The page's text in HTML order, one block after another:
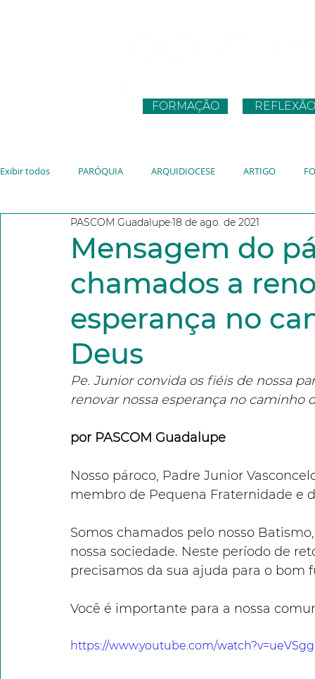
FORMAÇÃO REFLEXÃO
Exibir todos PARÓQUIA ARQUIDIOCESE ARTIGO
JUVENTUDE VATICANO JMJ
Mensagem do
chamados a
esperança no
Deus
PASCOM Guadalupe18 de ago. de 2021
Pe. Junior convida os fiéis de nossa
renovar nossa esperança no caminho
por PASCOM Guadalupe
Nosso pároco, Padre Junior
membro de Pequena Fraternidade e
Somos chamados pelo nosso
nossa sociedade. Neste período de
precisamos da sua ajuda para o
Você é importante para a nossa
https://www.youtube.com/